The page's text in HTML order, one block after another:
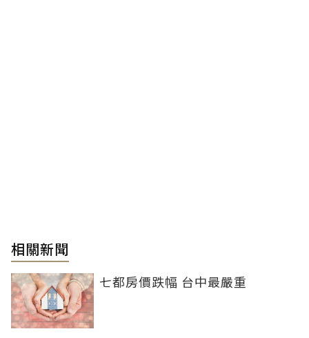
相關新聞
七都房價跌幅 台中最嚴重